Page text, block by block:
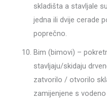
skladišta a stavljale
jedna ili dvije cerade
poprečno.
Bim (bimovi) –
stavljaju/skidaju
zatvorilo / otvorilo
zamijenjene s